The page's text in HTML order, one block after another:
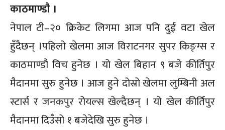
काठमाण्डौ ।
नेपाल टी–२० क्रिकेट लिगमा आज पनि दुई वटा खेल
हुँदैछन् ।पहिलो खेलमा आज विराटनगर सुपर किङ्ग्स र
काठमाण्डौ विच हुनेछ । यो खेल बिहान ९ बजे कीर्तिपुर
मैदानमा सुरु हुनेछ । आज हुने दोस्रो खेलमा लुम्बिनी अल
स्टार्स र जनकपुर रोयल्स खेल्दैछन् । यो खेल कीर्तिपुर
मैदानमा दिउँसो १ बजेदेखि सुरु हुनेछ ।